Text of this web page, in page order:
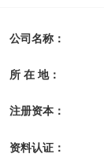
公司名称：
所 在 地：
注册资本：
资料认证：